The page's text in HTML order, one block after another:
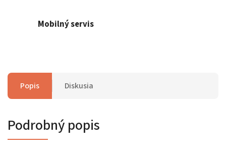
Mobilný servis
Popis Diskusia
Podrobný popis